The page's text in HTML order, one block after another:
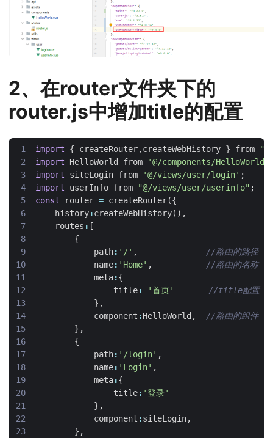
2、在router文件夹下的
router.js中增加title的配置
import { createRouter,createWebHistory } from
import
HelloWorld from '@/components/HelloWorld'
import
siteLogin from '@/views/user/login' ;
import
userInfo from "@/views/user/userinfo" ;
const
router = createRouter({
history:createWebHistory(),
routes : [
{
path: '/' ,
name: 'Home' ,
meta:{
title: '首页'
},
component :HelloWorld ,
},
{
path: '/login' ,
name: 'Login' ,
meta:{
title: '登录'
},
component :siteLogin,
},